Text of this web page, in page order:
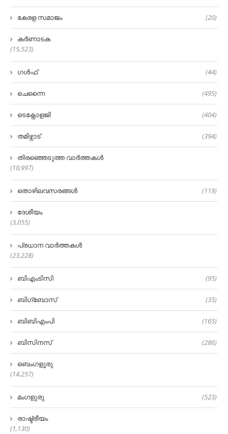
കേരള സമാജം (20)
കർണാടക
(15,523)
ഗൾഫ് (44)
ചെന്നൈ (495)
ടെക്നോളജി (404)
തമിഴ്നാട് (394)
തിരഞ്ഞെടുത്ത വാർത്തകൾ
(10,997)
തൊഴിലവസരങ്ങൾ (119)
ദേശീയം
(3,055)
പ്രധാന വാർത്തകൾ
(23,228)
ബിഎംടിസി (95)
ബിഗ്‌ബോസ് (35)
ബിബിഎംപി (165)
ബിസിനസ് (286)
ബെംഗളൂരു
(14,257)
മംഗളുരു (523)
രാഷ്ട്രീയം
(1,130)